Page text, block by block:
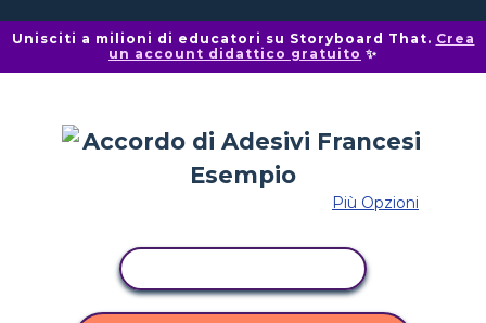
Unisciti a milioni di educatori su Storyboard That. Crea
un account didattico gratuito ✨
Più Opzioni